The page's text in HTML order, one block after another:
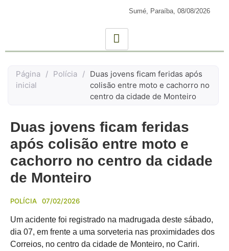
Sumé, Paraíba, 08/08/2026
Página
inicial
/ Polícia / Duas jovens ficam feridas após
colisão entre moto e cachorro no
centro da cidade de Monteiro
Duas jovens ficam feridas
após colisão entre moto e
cachorro no centro da cidade
de Monteiro
POLÍCIA 07/02/2026
Um acidente foi registrado na madrugada deste sábado,
dia 07, em frente a uma sorveteria nas proximidades dos
Correios, no centro da cidade de Monteiro, no Cariri.